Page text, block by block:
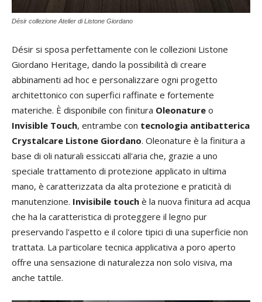
Désir collezione Atelier di Listone Giordano
Désir si sposa perfettamente con le collezioni Listone
Giordano Heritage, dando la possibilità di creare
abbinamenti ad hoc e personalizzare ogni progetto
architettonico con superfici raffinate e fortemente
materiche. È disponibile con finitura Oleonature o
Invisible Touch, entrambe con tecnologia antibatterica
Crystalcare Listone Giordano. Oleonature è la finitura a
base di oli naturali essiccati all'aria che, grazie a uno
speciale trattamento di protezione applicato in ultima
mano, è caratterizzata da alta protezione e praticità di
manutenzione. Invisibile touch è la nuova finitura ad acqua
che ha la caratteristica di proteggere il legno pur
preservando l'aspetto e il colore tipici di una superficie non
trattata. La particolare tecnica applicativa a poro aperto
offre una sensazione di naturalezza non solo visiva, ma
anche tattile.